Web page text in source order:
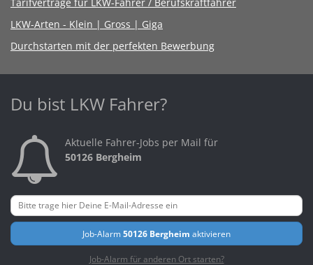
LKW-Arten - Klein | Gross | Giga
Durchstarten mit der perfekten Bewerbung
Du bist LKW Fahrer?
Aktuelle Fahrer-Jobs per Mail für
50126 Bergheim
Job-Alarm50126 Bergheim aktivieren
Job-Alarm für anderen Ort starten?